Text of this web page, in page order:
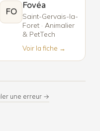
FO
Fovéa
Saint-Gervais-la-
Foret · Animalier
& PetTech
Voir la fiche →
une erreur →